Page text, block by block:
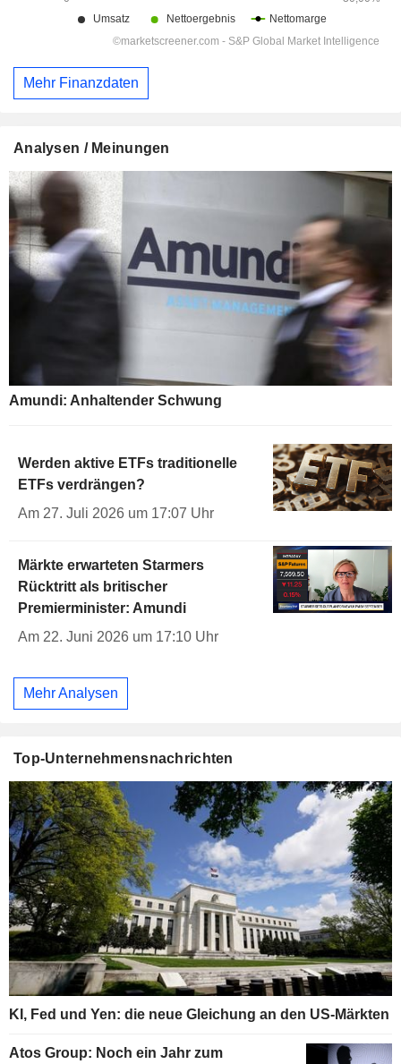
Mehr Finanzdaten
Analysen / Meinungen
Amundi: Anhaltender Schwung
Werden aktive ETFs traditionelle
ETFs verdrängen?
Am 27. Juli 2026 um 17:07 Uhr
Märkte erwarteten Starmers
Rücktritt als britischer
Premierminister: Amundi
Am 22. Juni 2026 um 17:10 Uhr
Mehr Analysen
Top-Unternehmensnachrichten
KI, Fed und Yen: die neue Gleichung an den US-Märkten
Atos Group: Noch ein Jahr zum